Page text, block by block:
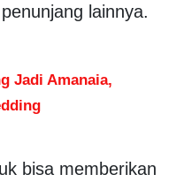
lainnya.
Jadi Amanaia,
bisa memberikan